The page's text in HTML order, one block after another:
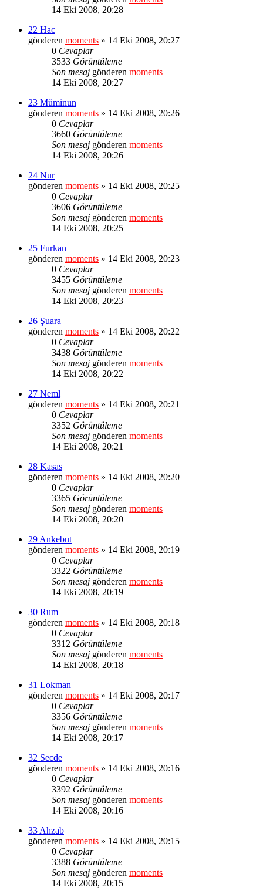
14 Eki 2008, 20:28
22 Hac
gönderen moments » 14 Eki 2008, 20:27
0 Cevaplar
3533 Görüntüleme
Son mesaj gönderen moments
14 Eki 2008, 20:27
23 Müminun
gönderen moments » 14 Eki 2008, 20:26
0 Cevaplar
3660 Görüntüleme
Son mesaj gönderen moments
14 Eki 2008, 20:26
24 Nur
gönderen moments » 14 Eki 2008, 20:25
0 Cevaplar
3606 Görüntüleme
Son mesaj gönderen moments
14 Eki 2008, 20:25
25 Furkan
gönderen moments » 14 Eki 2008, 20:23
0 Cevaplar
3455 Görüntüleme
Son mesaj gönderen moments
14 Eki 2008, 20:23
26 Şuara
gönderen moments » 14 Eki 2008, 20:22
0 Cevaplar
3438 Görüntüleme
Son mesaj gönderen moments
14 Eki 2008, 20:22
27 Neml
gönderen moments » 14 Eki 2008, 20:21
0 Cevaplar
3352 Görüntüleme
Son mesaj gönderen moments
14 Eki 2008, 20:21
28 Kasas
gönderen moments » 14 Eki 2008, 20:20
0 Cevaplar
3365 Görüntüleme
Son mesaj gönderen moments
14 Eki 2008, 20:20
29 Ankebut
gönderen moments » 14 Eki 2008, 20:19
0 Cevaplar
3322 Görüntüleme
Son mesaj gönderen moments
14 Eki 2008, 20:19
30 Rum
gönderen moments » 14 Eki 2008, 20:18
0 Cevaplar
3312 Görüntüleme
Son mesaj gönderen moments
14 Eki 2008, 20:18
31 Lokman
gönderen moments » 14 Eki 2008, 20:17
0 Cevaplar
3356 Görüntüleme
Son mesaj gönderen moments
14 Eki 2008, 20:17
32 Secde
gönderen moments » 14 Eki 2008, 20:16
0 Cevaplar
3392 Görüntüleme
Son mesaj gönderen moments
14 Eki 2008, 20:16
33 Ahzab
gönderen moments » 14 Eki 2008, 20:15
0 Cevaplar
3388 Görüntüleme
Son mesaj gönderen moments
14 Eki 2008, 20:15